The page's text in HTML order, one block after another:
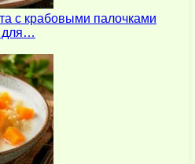
с крабовыми палочками
для…